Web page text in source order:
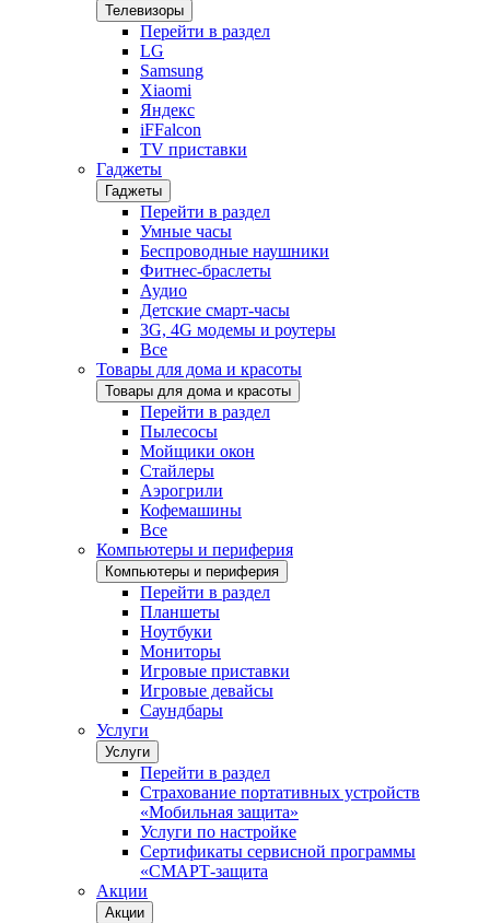
Телевизоры
Перейти в раздел
LG
Samsung
Xiaomi
Яндекс
iFFalcon
TV приставки
Гаджеты
Гаджеты
Перейти в раздел
Умные часы
Беспроводные наушники
Фитнес-браслеты
Аудио
Детские смарт-часы
3G, 4G модемы и роутеры
Все
Товары для дома и красоты
Товары для дома и красоты
Перейти в раздел
Пылесосы
Мойщики окон
Стайлеры
Аэрогрили
Кофемашины
Все
Компьютеры и периферия
Компьютеры и периферия
Перейти в раздел
Планшеты
Ноутбуки
Мониторы
Игровые приставки
Игровые девайсы
Саундбары
Услуги
Услуги
Перейти в раздел
Страхование портативных устройств
«Мобильная защита»
Услуги по настройке
Сертификаты сервисной программы
«СМАРТ-защита
Акции
Акции